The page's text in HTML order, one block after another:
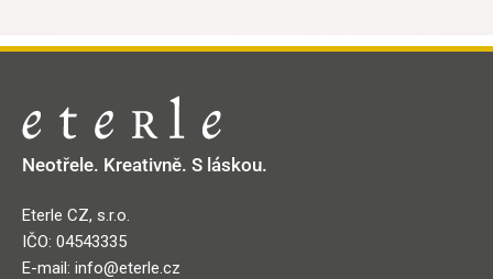
Neotřele. Kreativně. S láskou.
Eterle CZ, s.r.o.
IČO: 04543335
E-mail: info@eterle.cz